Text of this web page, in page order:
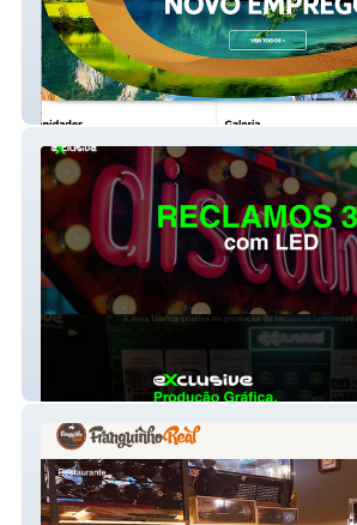
MEO Recrutamento